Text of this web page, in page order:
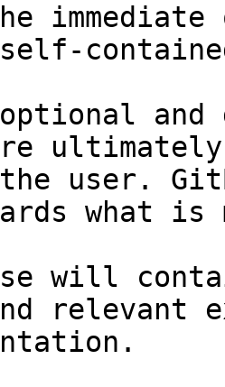
and
user.
what
will
relevant